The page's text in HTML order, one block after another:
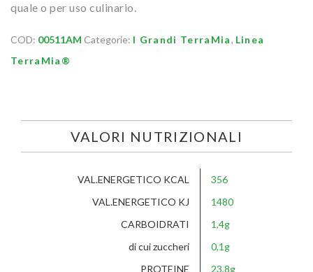
quale o per uso culinario.
COD: 00511AM Categorie: I Grandi TerraMia, Linea
TerraMia®
VALORI NUTRIZIONALI
VAL.ENERGETICO KCAL
356
VAL.ENERGETICO KJ
1480
CARBOIDRATI
1,4g
di cui zuccheri
0,1g
PROTEINE
23,8g